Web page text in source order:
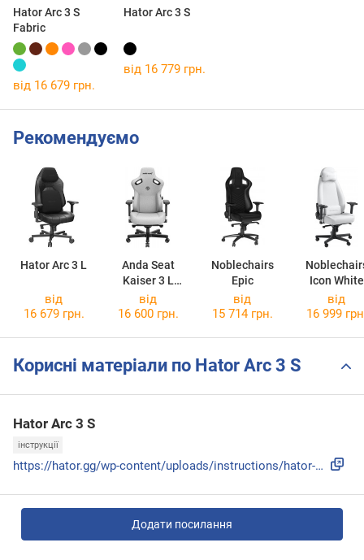
Hator Arc 3 S
Fabric
Hator Arc 3 S
від 16 679 грн.
від 16 779 грн.
Рекомендуємо
Hator Arc 3 L
Anda Seat
Kaiser 3 L
Fabric
Noblechairs
Epic
Icon White
Edition
від
16 679 грн.
від
16 600 грн.
від
15 714 грн.
від
16 999
Корисні матеріали по Hator Arc 3 S
Hator Arc 3 S
інструкції
https://hator.gg/wp-content/uploads/instructions/hator-chai...
Додати посилання